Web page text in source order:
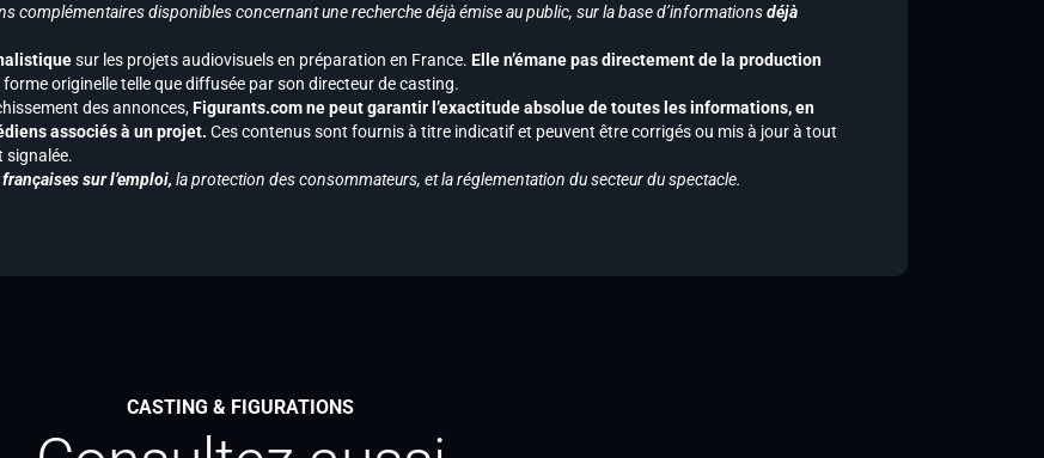
complémentaires disponibles concernant une recherche déjà émise au public, sur la base d’informationsdéjà
sur les projets audiovisuels en préparation en France. Elle n’émane pas directement de la production
originelle telle que diffusée par son directeur de casting.
des annonces,Figurants.com ne peut garantir l’exactitude absolue de toutes les informations, en
associés à un projet. Ces contenus sont fournis à titre indicatif et peuvent être corrigés ou mis à jour à tout
signalée.
sur l’emploi, la protection des consommateurs, et la réglementation du secteur du spectacle.
CASTING & FIGURATIONS